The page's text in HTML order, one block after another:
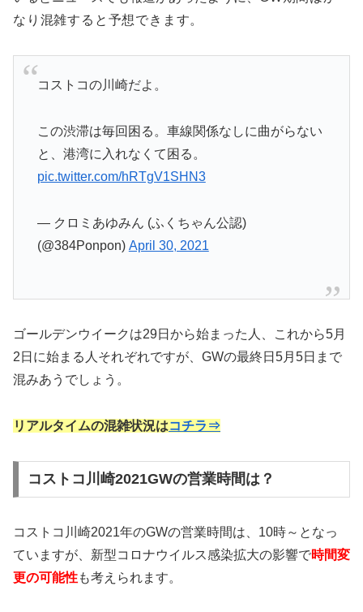
なり混雑すると予想できます。
コストコの川崎だよ。
この渋滞は毎回困る。車線関係なしに曲がらない
と、港湾に入れなくて困る。
pic.twitter.com/hRTgV1SHN3
— クロミあゆみん (ふくちゃん公認)
(@384Ponpon) April 30, 2021
ゴールデンウイークは29日から始まった人、これから5月
2日に始まる人それぞれですが、GWの最終日5月5日まで
混みあうでしょう。
リアルタイムの混雑状況はコチラ⇒
コストコ川崎2021GWの営業時間は？
コストコ川崎2021年のGWの営業時間は、10時～となっ
ていますが、新型コロナウイルス感染拡大の影響で時間変
更の可能性も考えられます。